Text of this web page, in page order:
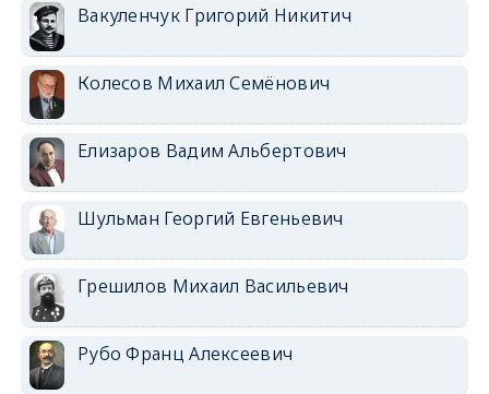
Вакуленчук Григорий Никитич
Колесов Михаил Семёнович
Елизаров Вадим Альбертович
Шульман Георгий Евгеньевич
Грешилов Михаил Васильевич
Рубо Франц Алексеевич